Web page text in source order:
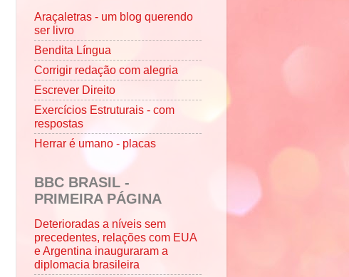
Araçaletras - um blog querendo
ser livro
Bendita Língua
Corrigir redação com alegria
Escrever Direito
Exercícios Estruturais - com
respostas
Herrar é umano - placas
BBC BRASIL -
PRIMEIRA PÁGINA
Deterioradas a níveis sem
precedentes, relações com EUA
e Argentina inauguraram a
diplomacia brasileira